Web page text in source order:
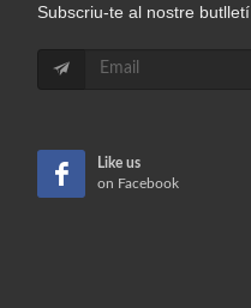
Subscriu-te al nostre butlletí
Like us
on Facebook